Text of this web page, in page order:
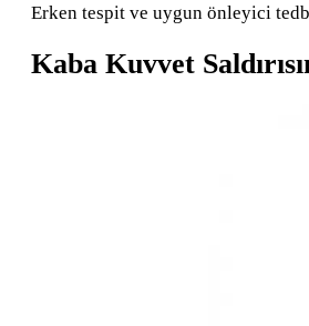
Erken tespit ve uygun önleyici
Kaba Kuvvet